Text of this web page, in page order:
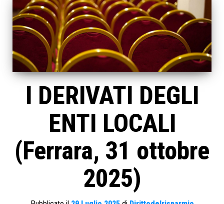
I DERIVATI DEGLI
ENTI LOCALI
(Ferrara, 31 ottobre
2025)